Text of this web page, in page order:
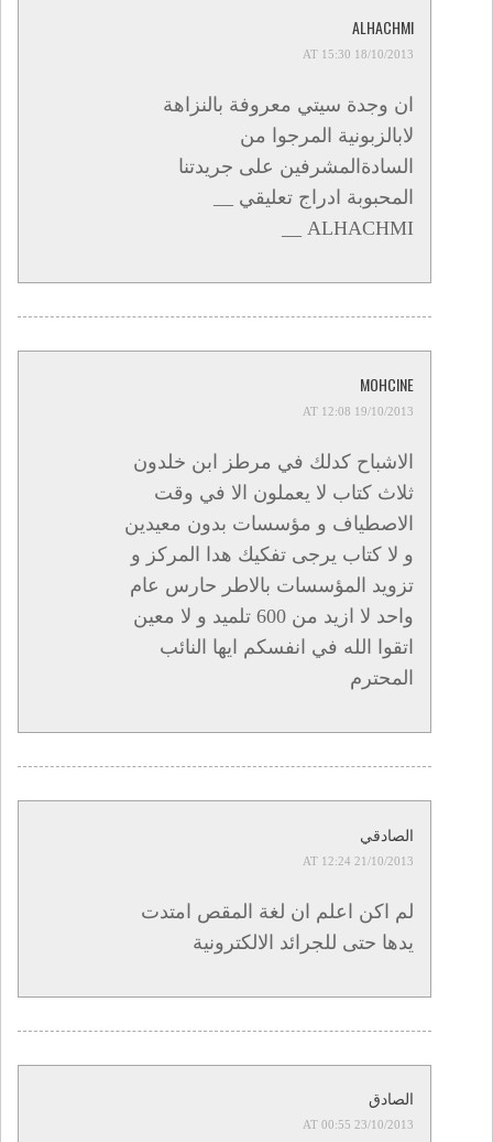
ALHACHMI
18/10/2013 AT 15:30
ان وجدة سيتي معروفة بالنزاهة
لابالزبونية المرجوا من
السادةالمشرفين على جريدتنا
المحبوبة ادراج تعليقي __
ALHACHMI __
MOHCINE
19/10/2013 AT 12:08
الاشباح كدلك في مرطز ابن خلدون
ثلاث كتاب لا يعملون الا في وقت
الاصطياف و مؤسسات بدون معيدين
و لا كتاب يرجى تفكيك هدا المركز و
تزويد المؤسسات بالاطر حارس عام
واحد لا ازيد من 600 تلميد و لا معين
اتقوا الله في انفسكم ايها النائب
المحترم
الصادقي
21/10/2013 AT 12:24
لم اكن اعلم ان لغة المقص امتدت
يدها حتى للجرائد الالكترونية
الصادق
23/10/2013 AT 00:55